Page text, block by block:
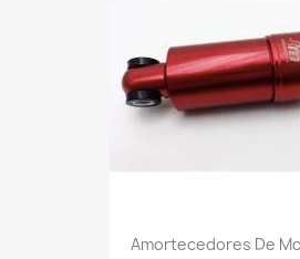
Amortecedores De